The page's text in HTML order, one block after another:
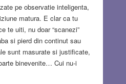
pe observatie inteligenta,
matura. E clar ca tu
te uiti, nu doar “scanezi”
si pierd din continut sau
sunt masurate si justificate,
binevenite… Cui nu-i